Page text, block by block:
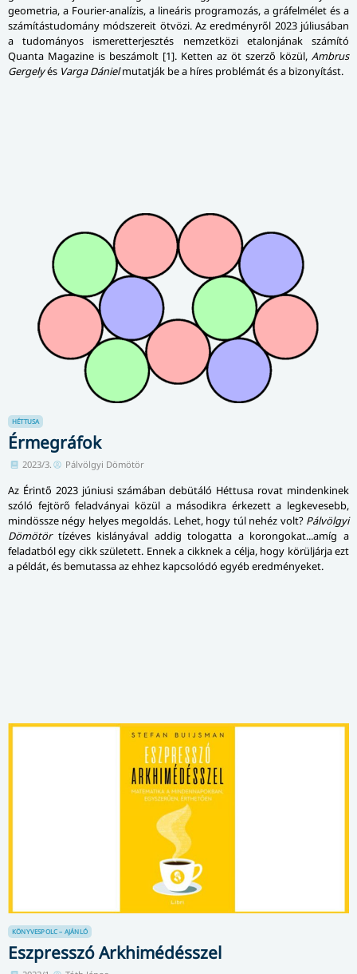
geometria, a Fourier-analízis, a lineáris programozás, a gráfelmélet és a
számítástudomány módszereit ötvözi. Az eredményről 2023 júliusában
a tudományos ismeretterjesztés nemzetközi etalonjának számító
Quanta Magazine is beszámolt [1]. Ketten az öt szerző közül, Ambrus
Gergelyés Varga Dánielmutatják be a híres problémát és a bizonyítást.
HÉTTUSA
Érmegráfok
2023/3. Pálvölgyi Dömötör
Az Érintő 2023 júniusi számában debütáló Héttusa rovat mindenkinek
szóló fejtörő feladványai közül a másodikra érkezett a legkevesebb,
mindössze négy helyes megoldás. Lehet, hogy túl nehéz volt? Pálvölgyi
Dömötörtízéves kislányával addig tologatta a korongokat...amíg a
feladatból egy cikk született. Ennek a cikknek a célja, hogy körüljárja ezt
a példát, és bemutassa az ehhez kapcsolódó egyéb eredményeket.
KÖNYVESPOLC – AJÁNLÓ
Eszpresszó Arkhimédésszel